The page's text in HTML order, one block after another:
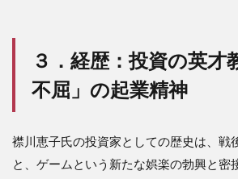
5.1
５．
１．
ス
マ」
３．経歴：投資の英才
不屈」の起業精神
襟川恵子氏の投資家としての歴史は、戦
と、ゲームという新たな娯楽の勃興と密